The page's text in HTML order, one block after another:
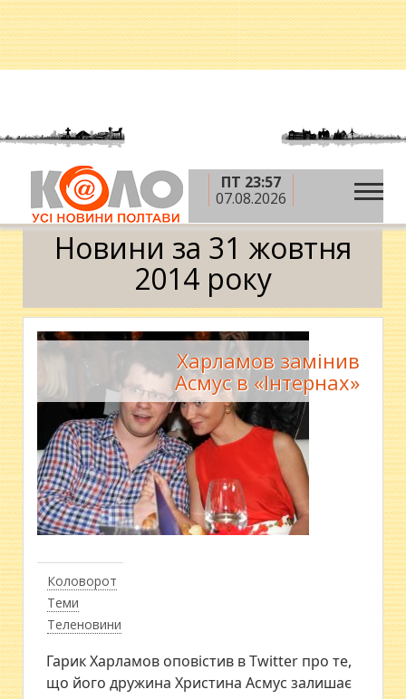
ПТ 23:57
07.08.2026
Головна » 2014 рік » жовтень »31 жовтня
Календар
Новини за 31 жовтня
2014 року
Коловорот
Теми
Теленовини
Харламов замінив
Асмус в «Інтернах»
Гарик Харламов оповістив в Twitter про те,
що його дружина Христина Асмус залишає